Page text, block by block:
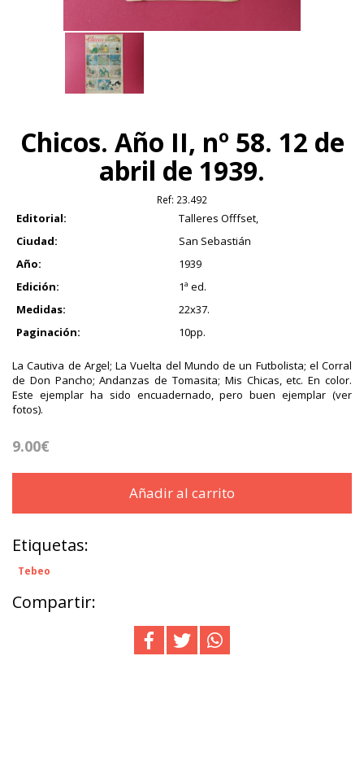
Chicos. Año II, nº 58. 12 de
abril de 1939.
Ref: 23.492
Editorial:
Talleres Offfset,
Ciudad:
San Sebastián
Año:
1939
Edición:
1ª ed.
Medidas:
22x37.
Paginación:
10pp.
La Cautiva de Argel; La Vuelta del Mundo de un Futbolista; el Corral
de Don Pancho; Andanzas de Tomasita; Mis Chicas, etc. En color.
Este ejemplar ha sido encuadernado, pero buen ejemplar (ver
fotos).
9.00€
Añadir al carrito
Etiquetas:
Tebeo
Compartir: